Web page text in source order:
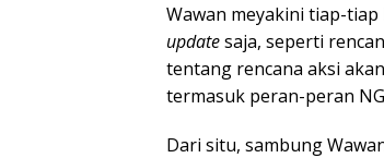
Wawan meyakini tiap-
updatesaja, seperti
tentang rencana aksi
termasuk peran-peran
Dari situ, sambung